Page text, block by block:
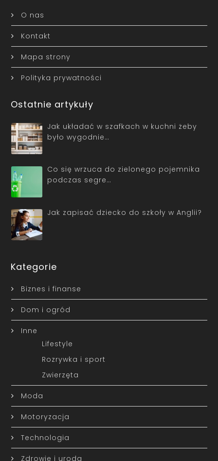
O nas
Kontakt
Mapa strony
Polityka prywatności
Ostatnie artykuły
Jak układać w szafkach w kuchni żeby
było wygodnie…
Co się wrzuca do zielonego pojemnika
podczas segre…
Jak zapisać dziecko do szkoły w Anglii?
Kategorie
Biznes i finanse
Dom i ogród
Inne
Lifestyle
Rozrywka i sport
Zwierzęta
Moda
Motoryzacja
Technologia
Zdrowie i uroda